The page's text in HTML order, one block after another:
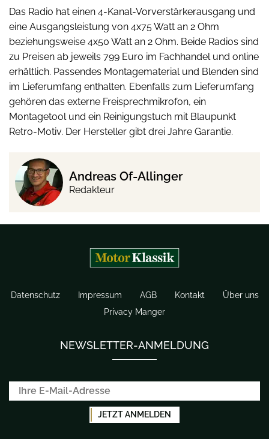
Das Radio hat einen 4-Kanal-Vorverstärkerausgang und
eine Ausgangsleistung von 4x75 Watt an 2 Ohm
beziehungsweise 4x50 Watt an 2 Ohm. Beide Radios sind
zu Preisen ab jeweils 799 Euro im Fachhandel und online
erhältlich. Passendes Montagematerial und Blenden sind
im Lieferumfang enthalten. Ebenfalls zum Lieferumfang
gehören das externe Freisprechmikrofon, ein
Montagetool und ein Reinigungstuch mit Blaupunkt
Retro-Motiv. Der Hersteller gibt drei Jahre Garantie.
Andreas Of-Allinger
Redakteur
Datenschutz Impressum AGB Kontakt
Über uns
Privacy Manger
NEWSLETTER-ANMELDUNG